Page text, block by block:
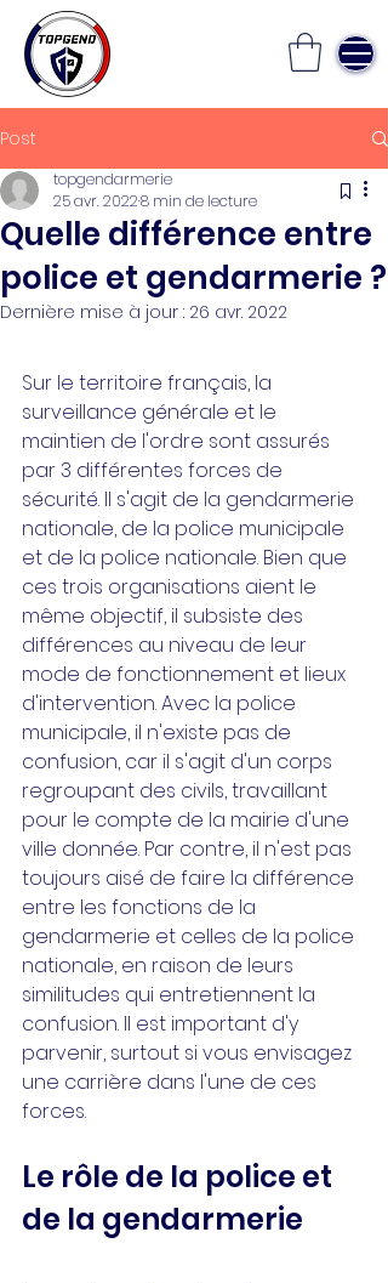
Post
Quelle différence entre
police et gendarmerie ?
topgendarmerie
25 avr. 20228 min de lecture
Dernière mise à jour : 26 avr. 2022
Sur le territoire français, la
surveillance générale et le
maintien de l'ordre sont assurés
par 3 différentes forces de
sécurité. Il s'agit de la gendarmerie
nationale, de la police municipale
et de la police nationale. Bien que
ces trois organisations aient le
même objectif, il subsiste des
différences au niveau de leur
mode de fonctionnement et lieux
d'intervention. Avec la police
municipale, il n'existe pas de
confusion, car il s'agit d'un corps
regroupant des civils, travaillant
pour le compte de la mairie d'une
ville donnée. Par contre, il n'est pas
toujours aisé de faire la différence
entre les fonctions de la
gendarmerie et celles de la police
nationale, en raison de leurs
similitudes qui entretiennent la
confusion. Il est important d'y
parvenir, surtout si vous envisagez
une carrière dans l'une de ces
forces.
Le rôle de la police et
de la gendarmerie